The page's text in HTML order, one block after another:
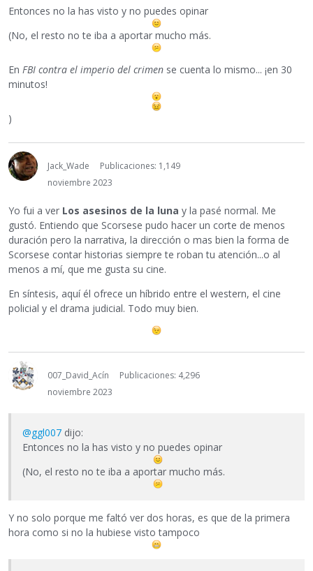
Entonces no la has visto y no puedes opinar
(No, el resto no te iba a aportar mucho más.
En FBI contra el imperio del crimen se cuenta lo mismo... ¡en 30
minutos!
)
Jack_Wade
Publicaciones: 1,149
noviembre 2023
Yo fui a ver Los asesinos de la luna y la pasé normal. Me
gustó. Entiendo que Scorsese pudo hacer un corte de menos
duración pero la narrativa, la dirección o mas bien la forma de
Scorsese contar historias siempre te roban tu atención...o al
menos a mí, que me gusta su cine.
En síntesis, aquí él ofrece un híbrido entre el western, el cine
policial y el drama judicial. Todo muy bien.
007_David_Acín
Publicaciones: 4,296
noviembre 2023
@ggl007 dijo:
Entonces no la has visto y no puedes opinar
(No, el resto no te iba a aportar mucho más.
Y no solo porque me faltó ver dos horas, es que de la primera
hora como si no la hubiese visto tampoco